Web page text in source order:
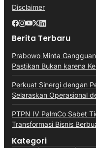
Disclaimer
Berita Terbaru
Prabowo Minta
Pastikan Bukan karena
Perkuat Sinergi dengan
Selaraskan Operasional
PTPN IV PalmCo Sabet
Transformasi Bisnis
Kategori